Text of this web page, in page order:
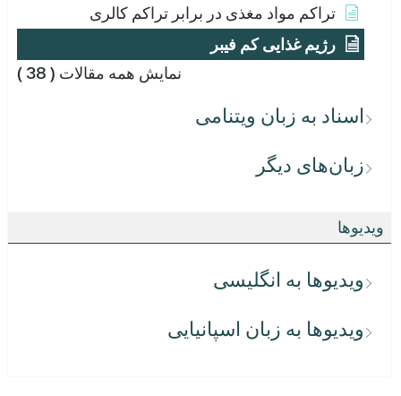
تراکم مواد مغذی در برابر تراکم کالری
رژیم غذایی کم فیبر
نمایش همه مقالات ( 38 )
اسناد به زبان ویتنامی
زبان‌های دیگر
ویدیوها
ویدیوها به انگلیسی
ویدیوها به زبان اسپانیایی